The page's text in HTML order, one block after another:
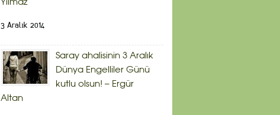
Yılmaz
3 Aralık 2014
Saray ahalisinin 3 Aralık
Dünya Engelliler Günü
kutlu olsun! – Ergür
Altan